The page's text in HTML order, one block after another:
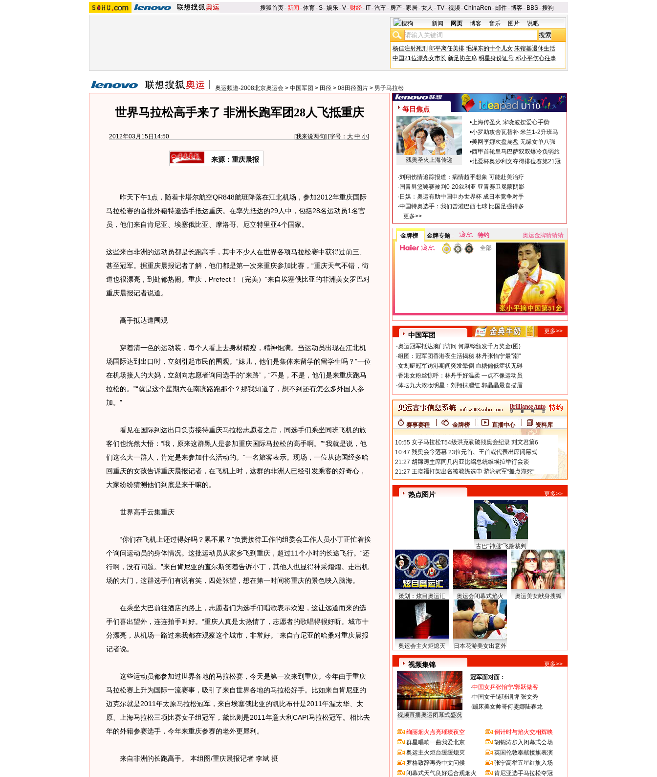
搜狐首页-新闻 -体育-S-娱乐-V- 财经- IT-汽车- 房产-家居-女人 -TV-视频-ChinaRen -邮件-博客- BBS-搜狗
新闻 网页 博客 音乐 图片 说吧
杨佳注射死刑 郎平离任美排 毛泽东的十个儿女 朱镕基退休生活
中国21位漂亮女市长 新足协主席 明星身份证号 邓小平伤心往事
奥运频道-2008北京奥运会 > 中国军团 > 田径 > 08田径图片 > 男子马拉松
世界马拉松高手来了 非洲长跑军团28人飞抵重庆
2012年03月15日14:50 [我来说两句] [字号： 大 中 小]
来源：重庆晨报
昨天下午1点，随着卡塔尔航空QR848航班降落在江北机场，参加2012年重庆国际
马拉松赛的首批外籍特邀选手抵达重庆。在率先抵达的29人中，包括28名运动员1名官
员，他们来自肯尼亚、埃塞俄比亚、摩洛哥、厄立特里亚4个国家。
这些来自非洲的运动员都是长跑高手，其中不少人在世界各项马拉松赛中获得过前三、
甚至冠军。据重庆晨报记者了解，他们都是第一次来重庆参加比赛，“重庆天气不错，街
道也很漂亮，到处都热闹。重庆，Prefect！（完美）”来自埃塞俄比亚的非洲美女罗巴对
重庆晨报记者说道。
高手抵达遭围观
穿着清一色的运动装，每个人看上去身材精瘦，精神饱满。当运动员出现在江北机
场国际达到出口时，立刻引起市民的围观。“妹儿，他们是集体来留学的留学生吗？”一位
在机场接人的大妈，立刻向志愿者询问选手的“来路”，“不是，不是，他们是来重庆跑马
拉松的。”“就是这个星期六在南滨路跑那个？那我知道了，想不到还有怎么多外国人参
加。”
看见在国际到达出口负责接待重庆马拉松志愿者之后，同选手们乘坐同班飞机的旅
客们也恍然大悟：“哦，原来这群黑人是参加重庆国际马拉松的高手啊。”“我就是说，他
们这么大一群人，肯定是来参加什么活动的。”一名旅客表示。现场，一位从德国经多哈
回重庆的女孩告诉重庆晨报记者，在飞机上时，这群的非洲人已经引发乘客的好奇心，
大家纷纷猜测他们到底是来干嘛的。
世界高手云集重庆
“你们在飞机上还过得好吗？累不累？”负责接待工作的组委会工作人员小丁正忙着挨
个询问运动员的身体情况。这批运动员从家乡飞到重庆，超过11个小时的长途飞行。“还
行啊，没有问题。”来自肯尼亚的查尔斯笑着告诉小丁，其他人也显得神采熠熠。走出机
场的大门，这群选手们有说有笑，四处张望，想在第一时间将重庆的景色映入脑海。
在乘坐大巴前往酒店的路上，志愿者们为选手们唱歌表示欢迎，这让远道而来的选
手们喜出望外，连连拍手叫好。“重庆人真是太热情了，志愿者的歌唱得很好听。城市十
分漂亮，从机场一路过来我都在观察这个城市，非常好。”来自肯尼亚的哈桑对重庆晨报
记者说。
这些运动员都参加过世界各地的马拉松赛，今天是第一次来到重庆。今年由于重庆
马拉松赛上升为国际一流赛事，吸引了来自世界各地的马拉松好手。比如来自肯尼亚的
迈克尔就是2011年太原马拉松冠军，来自埃塞俄比亚的凯比布什是2011年渥太华、太
原、上海马拉松三项比赛女子组冠军，黛比则是2011年意大利CAPI马拉松冠军。相比去
年的外籍参赛选手，今年来重庆参赛的老外更犀利。
来自非洲的长跑高手。 本组图/重庆晨报记者 李斌 摄
每日焦点
残奥圣火上海传递
•上海传圣火 宋晓波摆爱心手势
•小罗助攻舍瓦替补 米兰1-2升班马
•美网李娜次盘崩盘 无缘女单八强
•西甲首轮皇马巴萨双双爆冷负弱旅
•北爱杯奥沙利文夺得排位赛第21冠
·刘翔伤情追踪报道：病情超乎想象 可能赴美治疗
· 国青男篮罢赛被判0-20叙利亚 亚青赛卫冕蒙阴影
· 日媒：奥运有助中国申办世界杯 成日本竞争对手
·中国特奥选手：我们曾灌巴西七球 比国足强得多
更多>>
金牌榜 金牌专题 特约
奥运金牌猜猜猜
全部
中国军团
更多>>
·奥运冠军抵达澳门访问 何厚铧颁发千万奖金(图)
·组图：冠军团香港夜生活揭秘 林丹张怡宁最"潮"
·女划艇冠军访港期间突发晕倒 血糖偏低症状无碍
·香港女粉丝惊呼：林丹手好温柔 一点不像运动员
·体坛九大浓妆明星：刘翔抹腮红 郭晶晶最喜描眉
赛事赛程 金牌榜 直播中心 资料库
热点图片 更多>>
古巴"神腿"飞踹裁判
策划：炫目奥运汇 奥运会闭幕式焰火 奥运美女献身搜狐
奥运会主火炬熄灭 日本花游美女出意外
视频集锦 更多>>
视频直播奥运闭幕式盛况
冠军面对面：
·中国女乒张怡宁/郭跃做客
·中国女子链球铜牌 张文秀
·蹦床美女帅哥何雯娜陆春龙
绚丽烟火点亮璀璨夜空
群星唱响一曲我爱北京
奥运主火炬台缓缓熄灭
罗格致辞再秀中文问候
闭幕式天气良好适合观烟火
倒计时与焰火交相辉映
胡锦涛步入闭幕式会场
英国伦敦奉献接旗表演
张宁高举五星红旗入场
肯尼亚选手马拉松夺冠